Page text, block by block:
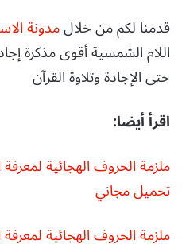
قدمنا لكم من خلالمدونة
اللام الشمسية أقوى مذكرة
حتى الإجادة وتلاوة القرآن
اقرأ أيضا:
تحميل مجاني